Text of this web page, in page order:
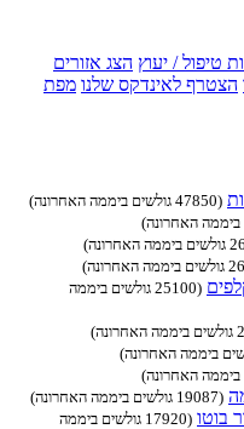
טיפול / יעוץ הצג אזורים
הצטרף לאינדקס שלנו מפת
(47850 גולשים ביממה האחרונה)
(25100 גולשים ביממה
(19087 גולשים ביממה האחרונה)
בוטו
(17920 גולשים ביממה